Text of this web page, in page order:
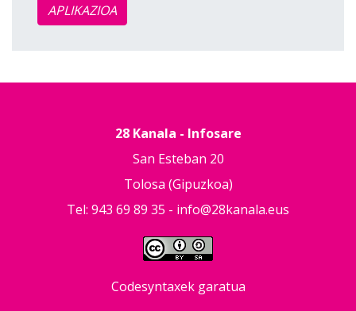
APLIKAZIOA
28 Kanala - Infosare
San Esteban 20
Tolosa (Gipuzkoa)
Tel: 943 69 89 35 - info@28kanala.eus
Codesyntaxek garatua